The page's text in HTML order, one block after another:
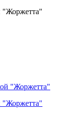
"Жоржетта"
"Жоржетта"